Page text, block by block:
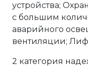
устройства;
с большим
аварийного
вентиляции;
2 категория